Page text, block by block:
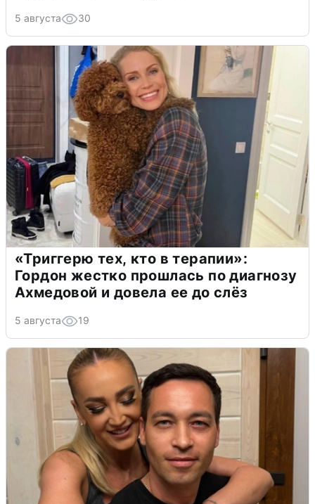
5 августа 30
«Триггерю тех, кто в терапии»:
Гордон жестко прошлась по диагнозу
Ахмедовой и довела ее до слёз
5 августа 19